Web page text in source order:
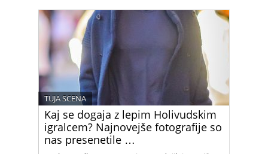
oboževalci.
Kaj se dogaja z lepim Holivudskim
igralcem? Najnovejše fotografije so
nas presenetile …
TUJA SCENA